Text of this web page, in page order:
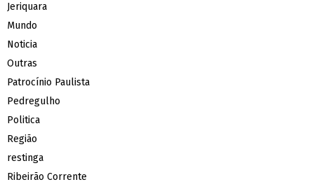
Jeriquara
Mundo
Noticia
Outras
Patrocínio Paulista
Pedregulho
Politica
Região
restinga
Ribeirão Corrente